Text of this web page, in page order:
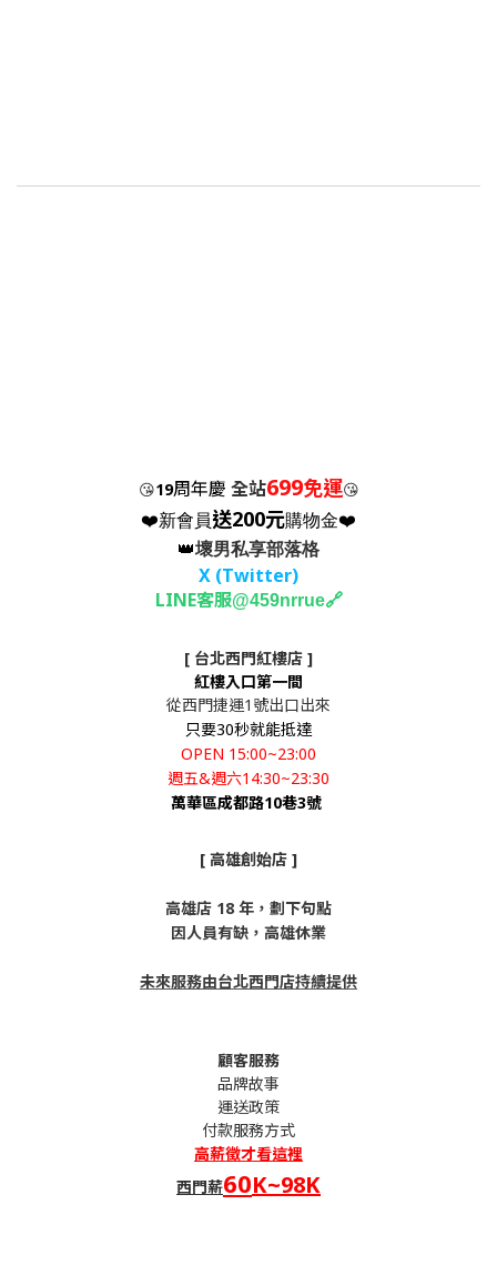
😘19周年慶 全站699免運😘
❤️新會員送200元購物金❤️
👑壞男私享部落格
X (Twitter)
LINE客服@459nrrue🔗
[ 台北西門紅樓店 ]
紅樓入口第一間
從西門捷運1號出口出來
只要30秒就能抵達
OPEN 15:00~23:00
週五&週六14:30~23:30
萬華區成都路10巷3號
[ 高雄創始店 ]
高雄店 18 年，劃下句點
因人員有缺，高雄休業
未來服務由台北西門店持續提供
顧客服務
品牌故事
運送政策
付款服務方式
高薪徵才看這裡
西門薪60K~98K